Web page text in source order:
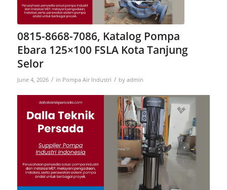
0815-8668-7086, Katalog Pompa
Ebara 125×100 FSLA Kota Tanjung
Selor
June 4, 2026 / in Pompa Air Industri / by admin